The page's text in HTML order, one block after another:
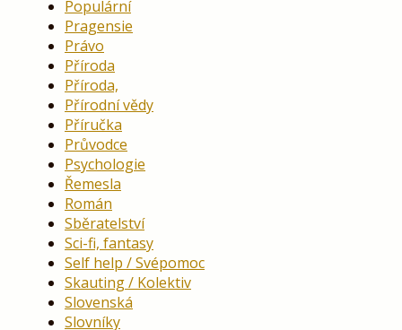
Populární
Pragensie
Právo
Příroda
Příroda,
Přírodní vědy
Příručka
Průvodce
Psychologie
Řemesla
Román
Sběratelství
Sci-fi, fantasy
Self help / Svépomoc
Skauting / Kolektiv
Slovenská
Slovníky